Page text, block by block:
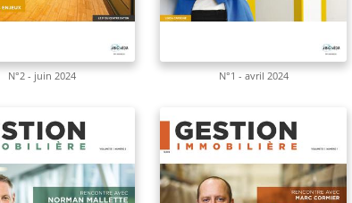
N°2 - juin 2024 N°1 - avril 2024